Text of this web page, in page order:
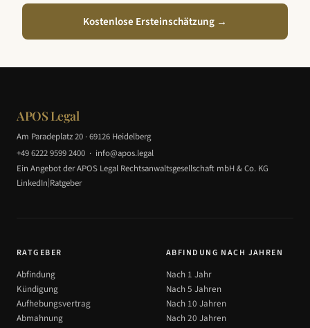
Kostenlose Ersteinschätzung →
APOS Legal
Am Paradeplatz 20 · 69126 Heidelberg
+49 6222 9599 2400 · info@apos.legal
Ein Angebot der APOS Legal Rechtsanwaltsgesellschaft mbH & Co. KG
LinkedIn|Ratgeber
RATGEBER
Abfindung
Kündigung
Aufhebungsvertrag
Abmahnung
ABFINDUNG NACH JAHREN
Nach 1 Jahr
Nach 5 Jahren
Nach 10 Jahren
Nach 20 Jahren